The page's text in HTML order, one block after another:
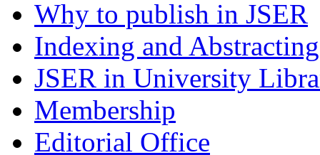
Why to publish in JSER
Indexing and Abstracting
JSER in University
Membership
Editorial Office